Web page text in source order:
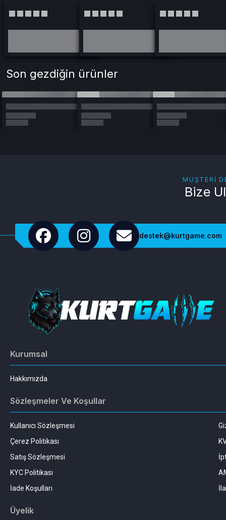
Son gezdiğin ürünler
MÜŞTERI
Bize
destek@kurtgame.com
Kurumsal
Hakkımızda
Sözleşmeler Ve Koşullar
Kullanıcı Sözleşmesi
Çerez Politikası
Satış Sözleşmesi
KYC Politikası
İade Koşulları
Üyelik